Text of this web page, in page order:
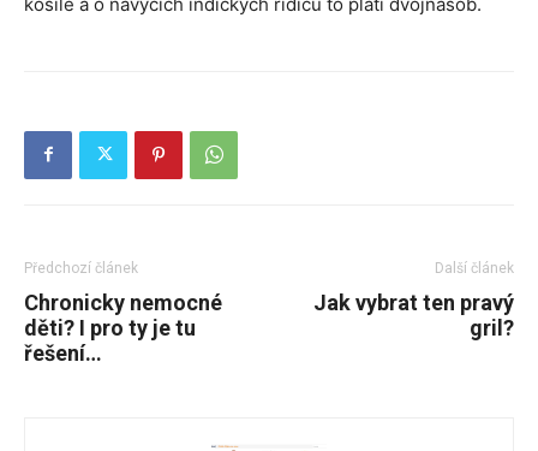
Předchozí článek
Chronicky nemocné
děti? I pro ty je tu
řešení…
Další článek
Jak vybrat ten pravý
gril?